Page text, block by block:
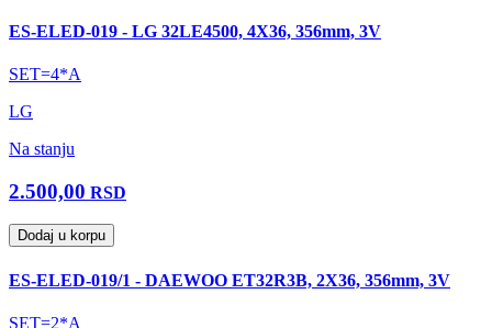
ES-ELED-019 - LG 32LE4500, 4X36, 356mm, 3V
SET=4*A
LG
Na stanju
2.500,00 RSD
Dodaj u korpu
ES-ELED-019/1 - DAEWOO ET32R3B, 2X36, 356mm, 3V
SET=2*A